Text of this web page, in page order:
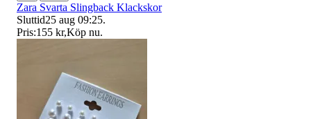
Zara Svarta Slingback Klackskor
Sluttid25 aug 09:25.
Pris:155 kr,Köp nu.